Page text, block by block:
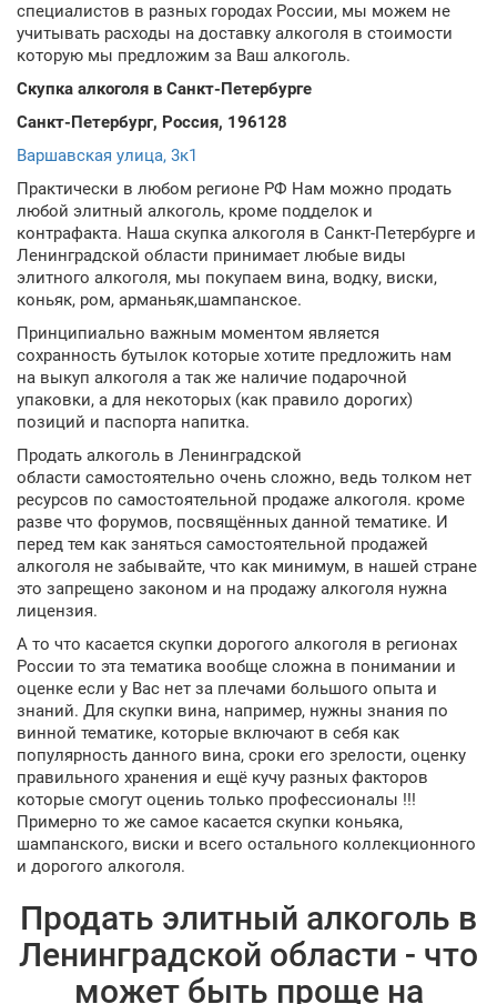
специалистов в разных городах России, мы можем не
учитывать расходы на доставку алкоголя в стоимости
которую мы предложим за Ваш алкоголь.
Скупка алкоголя в Санкт-Петербурге
Санкт-Петербург, Россия, 196128
Варшавская улица, 3к1
Практически в любом регионе РФ Нам можно продать
любой элитный алкоголь, кроме подделок и
контрафакта. Наша скупка алкоголя в Санкт-Петербурге и
Ленинградской области принимает любые виды
элитного алкоголя, мы покупаем вина, водку, виски,
коньяк, ром, арманьяк,шампанское.
Принципиально важным моментом является
сохранность бутылок которые хотите предложить нам
на выкуп алкоголя а так же наличие подарочной
упаковки, а для некоторых (как правило дорогих)
позиций и паспорта напитка.
Продать алкоголь в Ленинградской
области самостоятельно очень сложно, ведь толком нет
ресурсов по самостоятельной продаже алкоголя. кроме
разве что форумов, посвящённых данной тематике. И
перед тем как заняться самостоятельной продажей
алкоголя не забывайте, что как минимум, в нашей стране
это запрещено законом и на продажу алкоголя нужна
лицензия.
А то что касается скупки дорогого алкоголя в регионах
России то эта тематика вообще сложна в понимании и
оценке если у Вас нет за плечами большого опыта и
знаний. Для скупки вина, например, нужны знания по
винной тематике, которые включают в себя как
популярность данного вина, сроки его зрелости, оценку
правильного хранения и ещё кучу разных факторов
которые смогут оцениь только профессионалы !!!
Примерно то же самое касается скупки коньяка,
шампанского, виски и всего остального коллекционного
и дорогого алкоголя.
Продать элитный алкоголь в
Ленинградской области - что
может быть проще на